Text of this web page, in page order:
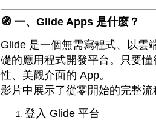
🧭 一、Glide Apps 是什麼？
Glide 是一個無需寫程式、以雲
礎的應用程式開發平台。只要
性、美觀介面的 App。
影片中展示了從零開始的完整流
登入 Glide 平台